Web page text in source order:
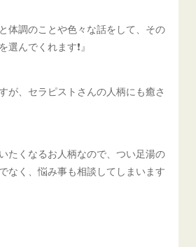
体調のことや色々な話をして、その
んでくれます❗️』
が、セラピストさんの人柄にも癒さ
たくなるお人柄なので、つい足湯の
なく、悩み事も相談してしまいます